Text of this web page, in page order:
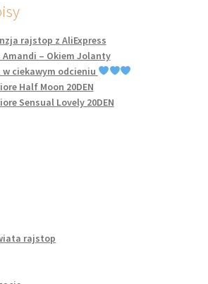
rajstop z AliExpress
– Okiem Jolanty
ciekawym odcieniu
Half Moon 20DEN
Sensual Lovely 20DEN
rajstop